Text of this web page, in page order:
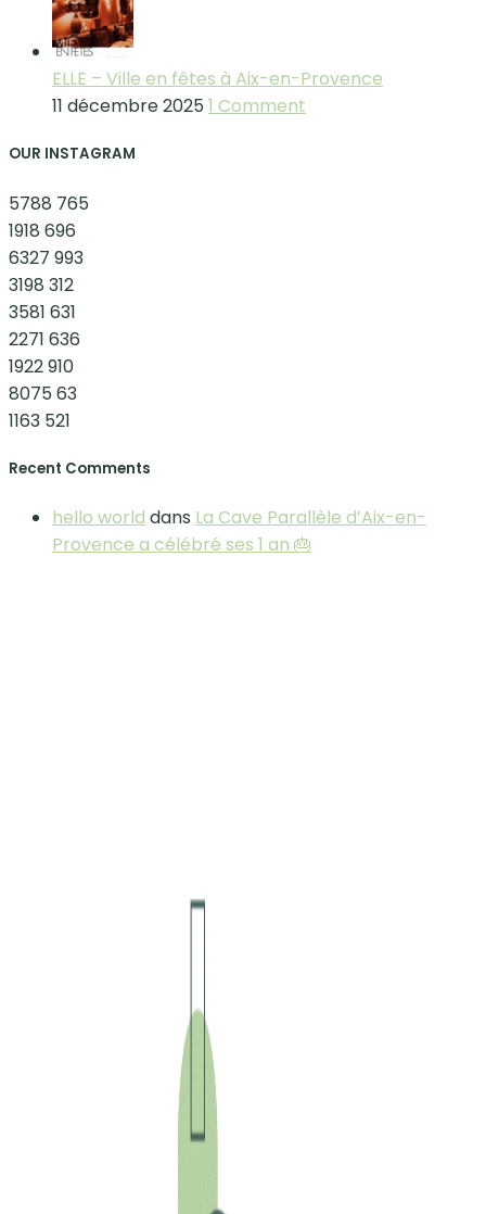
ELLE – Ville en fêtes à Aix-en-Provence
11 décembre 2025 1 Comment
OUR INSTAGRAM
5788 765
1918 696
6327 993
3198 312
3581 631
2271 636
1922910
8075 63
1163 521
Recent Comments
hello world dans La Cave Parallèle d’Aix-en-
Provence a célébré ses 1 an 🎂